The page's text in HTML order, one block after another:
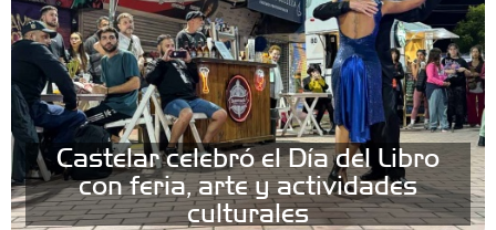
Castelar celebró el Día del Libro
con feria, arte y actividades
culturales